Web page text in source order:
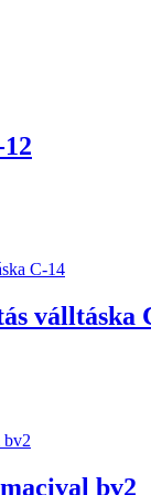
válltáska
bv2